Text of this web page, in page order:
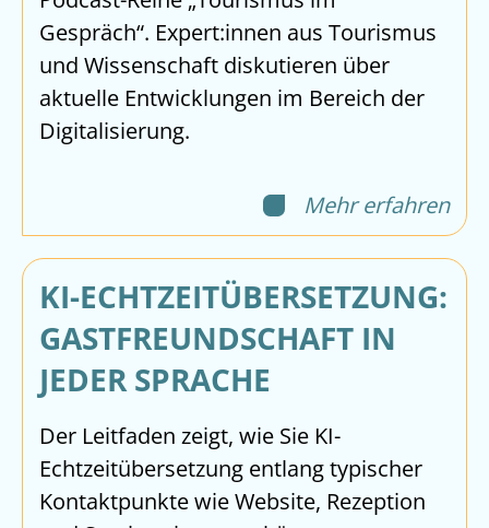
Gespräch“. Expert:innen aus Tourismus
und Wissenschaft diskutieren über
aktuelle Entwicklungen im Bereich der
Digitalisierung.
Mehr erfahren
KI-ECHTZEITÜBERSETZUNG:
GASTFREUNDSCHAFT IN
JEDER SPRACHE
Der Leitfaden zeigt, wie Sie KI-
Echtzeitübersetzung entlang typischer
Kontaktpunkte wie Website, Rezeption